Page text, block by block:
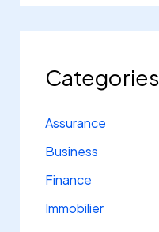
Categories
Assurance
Business
Finance
Immobilier